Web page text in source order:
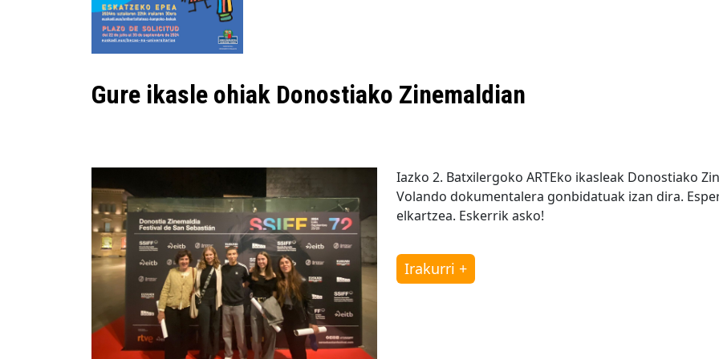
Gure ikasle ohiak Donostiako Zinemaldian
Iazko 2. Batxilergoko ARTEko ikasleak Donostiako
Volando dokumentalera gonbidatuak izan dira.
elkartzea. Eskerrik asko!
Irakurri +